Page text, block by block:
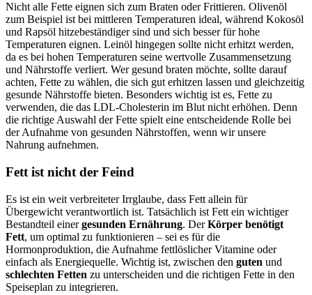
Nicht alle Fette eignen sich zum Braten oder Frittieren. Olivenöl
zum Beispiel ist bei mittleren Temperaturen ideal, während Kokosöl
und Rapsöl hitzebeständiger sind und sich besser für hohe
Temperaturen eignen. Leinöl hingegen sollte nicht erhitzt werden,
da es bei hohen Temperaturen seine wertvolle Zusammensetzung
und Nährstoffe verliert. Wer gesund braten möchte, sollte darauf
achten, Fette zu wählen, die sich gut erhitzen lassen und gleichzeitig
gesunde Nährstoffe bieten. Besonders wichtig ist es, Fette zu
verwenden, die das LDL-Cholesterin im Blut nicht erhöhen. Denn
die richtige Auswahl der Fette spielt eine entscheidende Rolle bei
der Aufnahme von gesunden Nährstoffen, wenn wir unsere
Nahrung aufnehmen.
Fett ist nicht der Feind
Es ist ein weit verbreiteter Irrglaube, dass Fett allein für
Übergewicht verantwortlich ist. Tatsächlich ist Fett ein wichtiger
Bestandteil einergesunden Ernährung. DerKörper benötigt
Fett, um optimal zu funktionieren – sei es für die
Hormonproduktion, die Aufnahme fettlöslicher Vitamine oder
einfach als Energiequelle. Wichtig ist, zwischen den guten und
schlechten Fetten zu unterscheiden und die richtigen Fette in den
Speiseplan zu integrieren.